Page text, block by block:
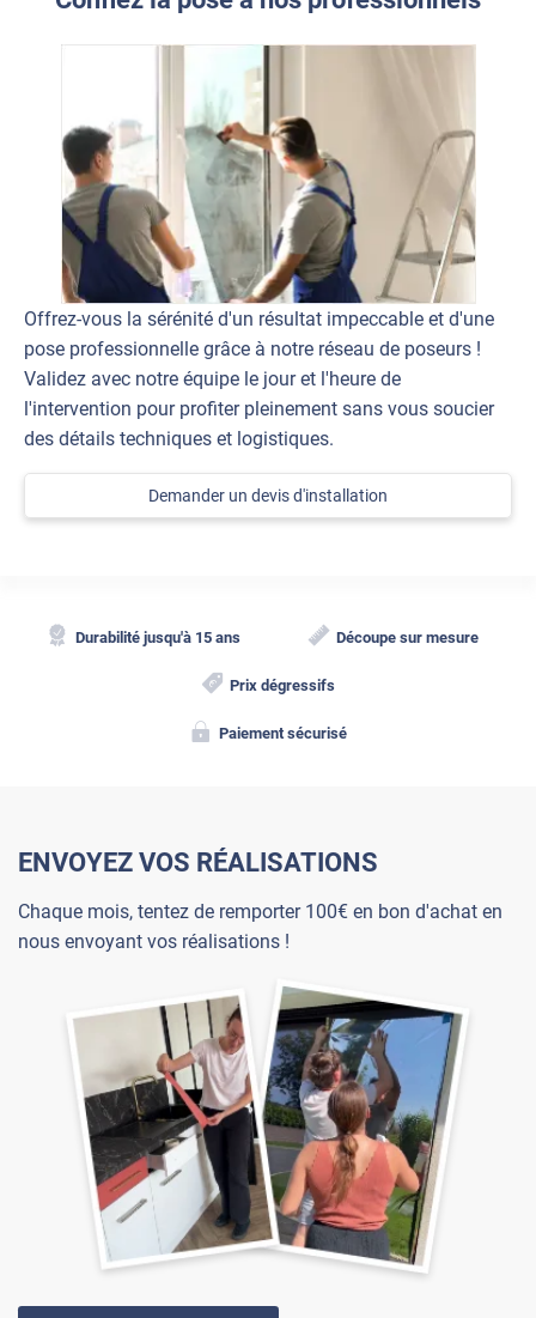
Offrez-vous la sérénité d'un résultat impeccable et d'une
pose professionnelle grâce à notre réseau de poseurs !
Validez avec notre équipe le jour et l'heure de
l'intervention pour profiter pleinement sans vous soucier
des détails techniques et logistiques.
Demander un devis d'installation
Durabilité jusqu'à 15 ans Découpe sur mesure
Prix dégressifs
Paiement sécurisé
ENVOYEZ VOS RÉALISATIONS
Chaque mois, tentez de remporter 100€ en bon d'achat en
nous envoyant vos réalisations !